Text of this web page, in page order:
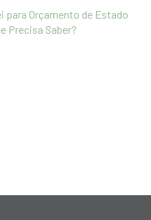
para Orçamento de Estado
Precisa Saber?